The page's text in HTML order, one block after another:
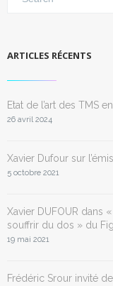
ARTICLES RÉCENTS
Etat de l’art des TMS
26 avril 2024
Xavier Dufour sur
5 octobre 2021
Xavier DUFOUR dans
souffrir du dos » du
19 mai 2021
Frédéric Srour invité